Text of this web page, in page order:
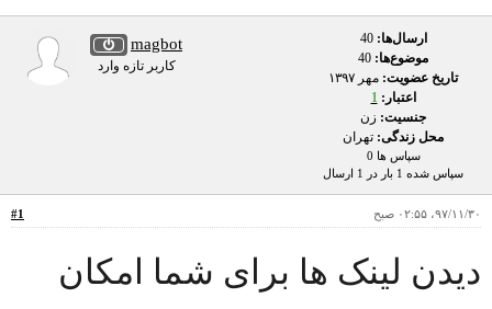
magbot
کاربر تازه وارد
ارسال‌ها:40
موضوع‌ها:
تاریخ عضویت: مهر ۱۳۹۷
اعتبار:1
جنسیت: زن
محل زندگی: تهران
سپاس ها 0
سپاس شده 1 بار در 1 ارسال
#1 ۹۷/۱۱/۳۰، ۰۲:۵۵ صبح
دیدن لینک ها برای شما امکان